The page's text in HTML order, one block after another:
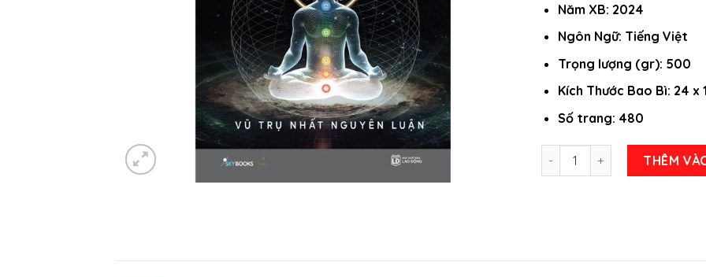
Năm XB: 2024
Ngôn Ngữ: Tiếng Việt
Trọng lượng (gr): 500
Kích Thước Bao Bì: 24 x
Số trang: 480
Luật Tâm Thức - Vũ Trụ
THÊM